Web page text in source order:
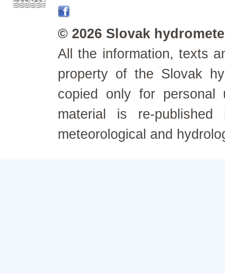
© 2026 Slovak
All the information, texts
property of the Slovak
copied only for personal
material is re-
meteorological and